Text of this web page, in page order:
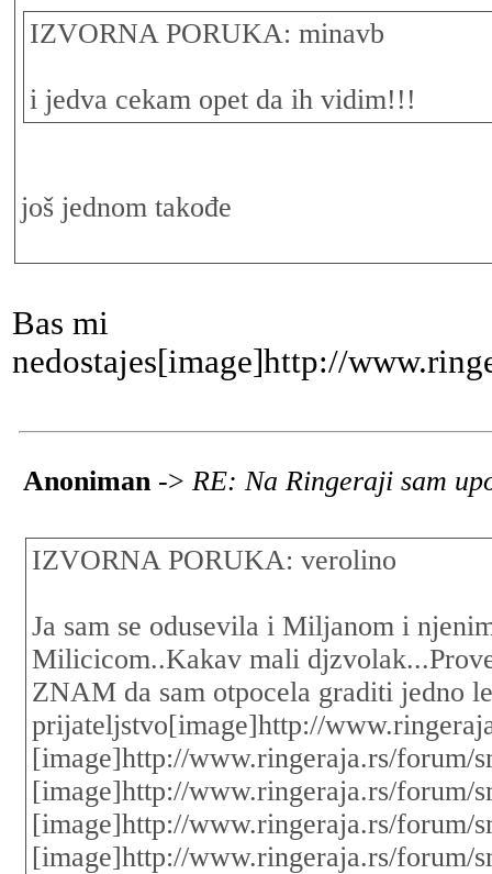
IZVORNA PORUKA: minavb
i jedva cekam opet da ih vidim!!!
još jednom takođe
Bas mi
nedostajes[image]http://
Anoniman -> RE: Na Ringeraji sam
IZVORNA PORUKA: verolino
Ja sam se odusevila i Miljanom i
Milicicom..Kakav mali
ZNAM da sam otpocela graditi jedno
prijateljstvo[image]http://
[image]http://www.ringeraja.rs/forum/
[image]http://www.ringeraja.rs/forum/
[image]http://www.ringeraja.rs/forum/
[image]http://www.ringeraja.rs/forum/